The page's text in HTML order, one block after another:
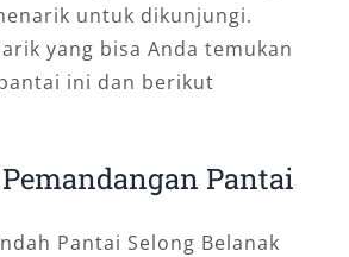
untuk dikunjungi.
yang bisa Anda temukan
ini dan berikut
Pantai
Pantai Selong Belanak